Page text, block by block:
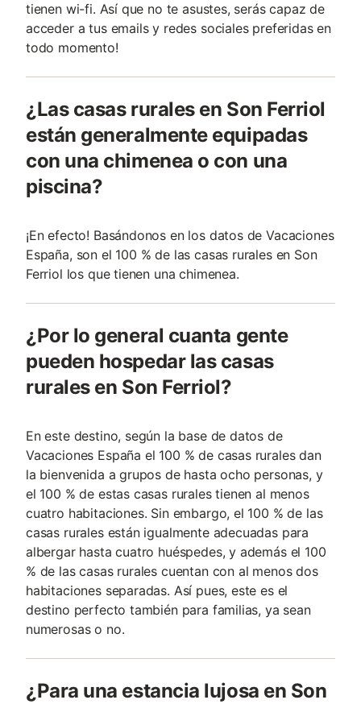
tienen wi-fi. Así que no te asustes, serás capaz de
acceder a tus emails y redes sociales preferidas en
todo momento!
¿Las casas rurales en Son Ferriol
están generalmente equipadas
con una chimenea o con una
piscina?
¡En efecto! Basándonos en los datos de Vacaciones
España, son el 100 % de las casas rurales en Son
Ferriol los que tienen una chimenea.
¿Por lo general cuanta gente
pueden hospedar las casas
rurales en Son Ferriol?
En este destino, según la base de datos de
Vacaciones España el 100 % de casas rurales dan
la bienvenida a grupos de hasta ocho personas, y
el 100 % de estas casas rurales tienen al menos
cuatro habitaciones. Sin embargo, el 100 % de las
casas rurales están igualmente adecuadas para
albergar hasta cuatro huéspedes, y además el 100
% de las casas rurales cuentan con al menos dos
habitaciones separadas. Así pues, este es el
destino perfecto también para familias, ya sean
numerosas o no.
¿Para una estancia lujosa en Son